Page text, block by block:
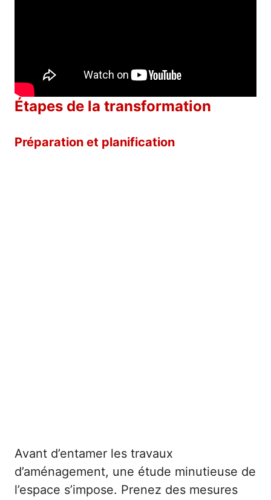
Étapes de la transformation
Préparation et planification
Avant d’entamer les travaux
d’aménagement, une étude minutieuse de
l’espace s’impose. Prenez des mesures